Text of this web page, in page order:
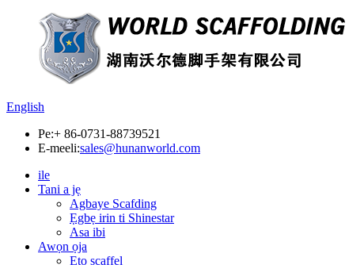
English
Pe:+ 86-0731-88739521
E-meeli:sales@hunanworld.com
ile
Tani a jẹ
Agbaye Scafding
Ẹgbẹ irin ti Shinestar
Asa ibi
Awọn ọja
Eto scaffel